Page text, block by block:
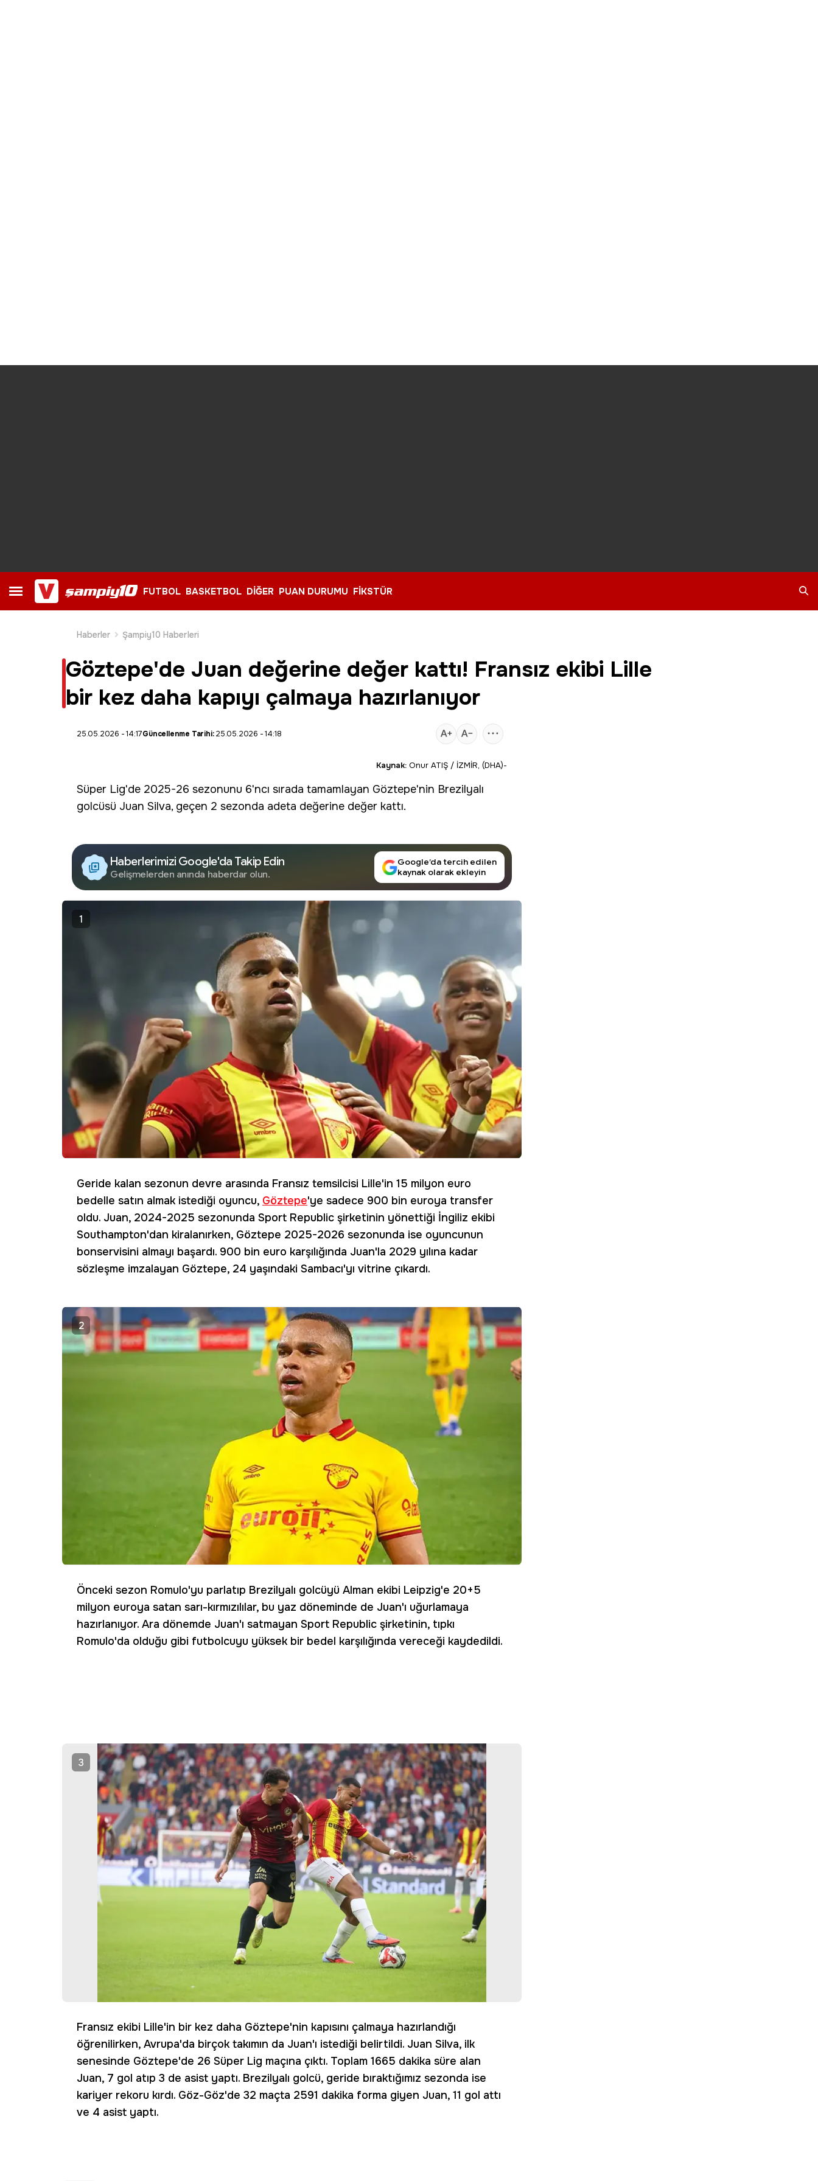
FUTBOL BASKETBOL DİĞER PUAN DURUMU FİKSTÜR
Haberler
Şampiy10 Haberleri
Göztepe'de Juan değerine değer kattı! Fransız ekibi Lille
bir kez daha kapıyı çalmaya hazırlanıyor
25.05.2026 - 14:17Güncellenme Tarihi:25.05.2026 - 14:18
Kaynak: Onur ATIŞ / İZMİR, (DHA)-
Süper Lig'de 2025-26 sezonunu 6'ncı sırada tamamlayan Göztepe'nin Brezilyalı
golcüsü Juan Silva, geçen 2 sezonda adeta değerine değer kattı.
Haberlerimizi Google'da Takip Edin
Gelişmelerden anında haberdar olun.
Google’da tercih edilen
kaynak olarak ekleyin
1
Geride kalan sezonun devre arasında Fransız temsilcisi Lille'in 15 milyon euro
bedelle satın almak istediği oyuncu, Göztepe'ye sadece 900 bin euroya transfer
oldu. Juan, 2024-2025 sezonunda Sport Republic şirketinin yönettiği İngiliz ekibi
Southampton'dan kiralanırken, Göztepe 2025-2026 sezonunda ise oyuncunun
bonservisini almayı başardı. 900 bin euro karşılığında Juan'la 2029 yılına kadar
sözleşme imzalayan Göztepe, 24 yaşındaki Sambacı'yı vitrine çıkardı.
2
Önceki sezon Romulo'yu parlatıp Brezilyalı golcüyü Alman ekibi Leipzig'e 20+5
milyon euroya satan sarı-kırmızılılar, bu yaz döneminde de Juan'ı uğurlamaya
hazırlanıyor. Ara dönemde Juan'ı satmayan Sport Republic şirketinin, tıpkı
Romulo'da olduğu gibi futbolcuyu yüksek bir bedel karşılığında vereceği kaydedildi.
3
Fransız ekibi Lille'in bir kez daha Göztepe'nin kapısını çalmaya hazırlandığı
öğrenilirken, Avrupa'da birçok takımın da Juan'ı istediği belirtildi. Juan Silva, ilk
senesinde Göztepe'de 26 Süper Lig maçına çıktı. Toplam 1665 dakika süre alan
Juan, 7 gol atıp 3 de asist yaptı. Brezilyalı golcü, geride bıraktığımız sezonda ise
kariyer rekoru kırdı. Göz-Göz'de 32 maçta 2591 dakika forma giyen Juan, 11 gol attı
ve 4 asist yaptı.